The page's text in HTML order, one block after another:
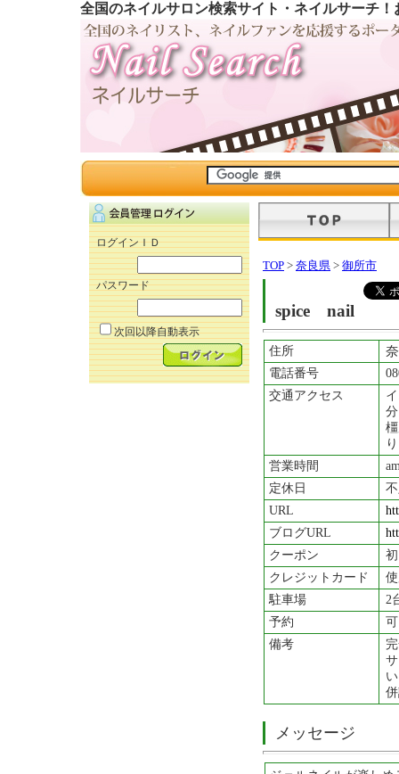
全国のネイルサロン検索サイト・ネイルサーチ
ログインＩＤ
パスワード
次回以降自動表示
TOP > 奈良県 > 御所市
spice nail
住所
電話番号
交通アクセス
分
り
営業時間
定休日
URL
ブログURL
クーポン
クレジットカード
駐車場
2
予約
可
備考
メッセージ